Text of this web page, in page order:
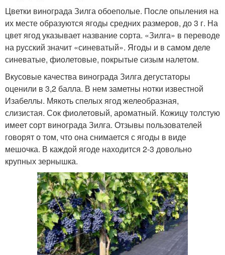
Цветки винограда Зилга обоеполые. После опыления на
их месте образуются ягоды средних размеров, до 3 г. На
цвет ягод указывает название сорта. «Зилга» в переводе
на русский значит «синеватый». Ягоды и в самом деле
синеватые, фиолетовые, покрытые сизым налетом.
Вкусовые качества винограда Зилга дегустаторы
оценили в 3,2 балла. В нем заметны нотки известной
Изабеллы. Мякоть спелых ягод желеобразная,
слизистая. Сок фиолетовый, ароматный. Кожицу толстую
имеет сорт винограда Зилга. Отзывы пользователей
говорят о том, что она снимается с ягоды в виде
мешочка. В каждой ягоде находится 2-3 довольно
крупных зернышка.